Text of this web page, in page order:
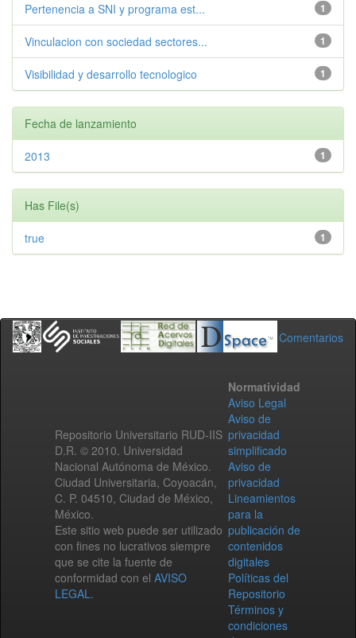
1
Pertenencia a SNI y programa est...
1
Vinculacion con sociedad sectores...
1
Visibilidad y desarrollo tecnologico
Fecha de lanzamiento
1
2013
Has File(s)
1
true
Comentarios
Repositorio Universitario RUD-IIS
D.R. © 2010. Universidad
Nacional Autónoma de México.
Ciudad Universitaria, Coyoacán,
C. P. 04510, Ciudad de México,
México.
Este sitio web puede ser utilizado
con fines no lucrativos siempre
que se cite la fuente de
conformidad con el AVISO
LEGAL.
Normatividad
Aviso Legal
Aviso de
privacidad
simplificado
Aviso de
privacidad
Lineamientos
para la
publicación de
contenidos
digitales
Políticas del
Repositorio
Términos y
condiciones